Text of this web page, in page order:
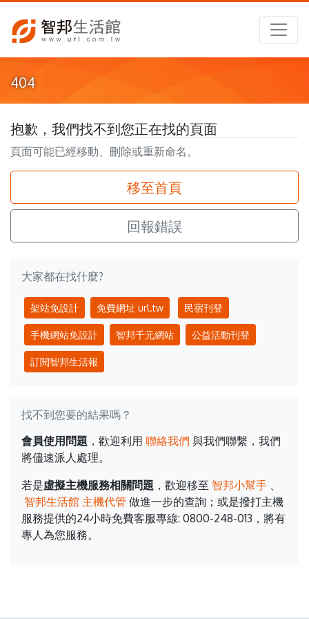
404
抱歉，我們找不到您正在找的頁面
頁面可能已經移動、刪除或重新命名。
移至首頁
回報錯誤
大家都在找什麼?
架站免設計 免費網址 url.tw 民宿刊登
手機網站免設計 智邦千元網站 公益活動刊登
訂閱智邦生活報
找不到您要的結果嗎？
會員使用問題 ，歡迎利用 聯絡我們 與我們聯繫，我們
將儘速派人處理。
若是虛擬主機服務相關問題 ，歡迎移至 智邦小幫手 、
智邦生活館 主機代管 做進一步的查詢；或是撥打主機
服務提供的24小時免費客服專線: 0800-248-013，將有
專人為您服務。